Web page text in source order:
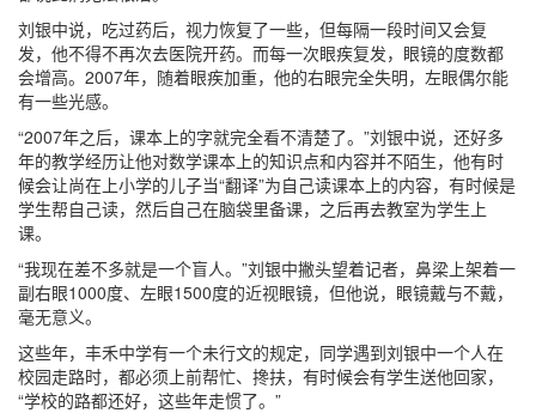
刘银中说，吃过药后，视力恢复了一些，但每隔一段时间又会复
发，他不得不再次去医院开药。而每一次眼疾复发，眼镜的度数都
会增高。2007年，随着眼疾加重，他的右眼完全失明，左眼偶尔能
有一些光感。
“2007年之后，课本上的字就完全看不清楚了。”刘银中说，还好多
年的教学经历让他对数学课本上的知识点和内容并不陌生，他有时
候会让尚在上小学的儿子当“翻译”为自己读课本上的内容，有时候是
学生帮自己读，然后自己在脑袋里备课，之后再去教室为学生上
课。
“我现在差不多就是一个盲人。”刘银中撇头望着记者，鼻梁上架着一
副右眼1000度、左眼1500度的近视眼镜，但他说，眼镜戴与不戴，
毫无意义。
这些年，丰禾中学有一个未行文的规定，同学遇到刘银中一个人在
校园走路时，都必须上前帮忙、搀扶，有时候会有学生送他回家，
“学校的路都还好，这些年走惯了。”